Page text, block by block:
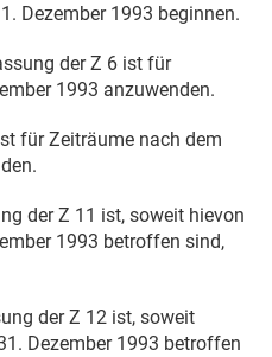
Dezember 1993 beginnen.
der Z 6 ist für
1993 anzuwenden.
für Zeiträume nach dem
der Z 11 ist, soweit hievon
1993 betroffen sind,
der Z 12 ist, soweit
Dezember 1993 betroffen